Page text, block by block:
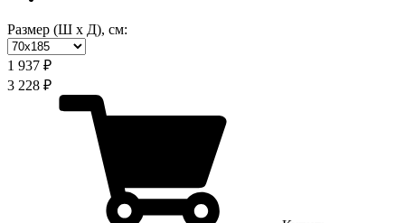
Размер (Ш х Д), см:
1 937 ₽
3 228 ₽